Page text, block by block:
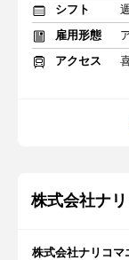
シフト
雇用形態
アクセス
株式会社ナ
株式会社ナリコ